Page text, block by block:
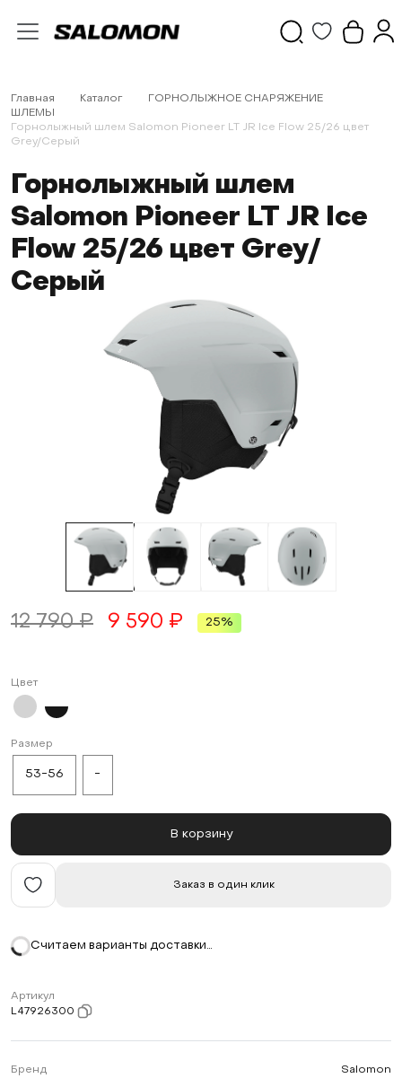
Главная Каталог
ГОРНОЛЫЖНОЕ СНАРЯЖЕНИЕ
ШЛЕМЫ
Горнолыжный шлем Salomon Pioneer LT JR Ice Flow 25/26 цвет
Grey/Серый
Горнолыжный шлем
Salomon Pioneer LT JR Ice
Flow 25/26 цвет Grey/
Серый
12 790 ₽ 9 590 ₽ 25%
Цвет
Размер
53-56 -
В корзину
Заказ в один клик
Считаем варианты доставки…
Артикул
L47926300
Бренд Salomon